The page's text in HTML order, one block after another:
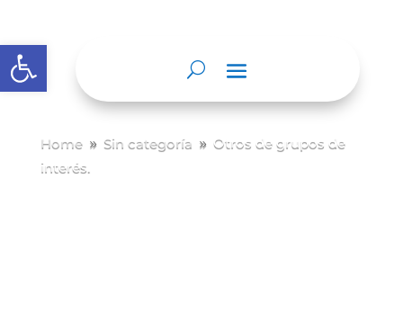
Abrir barra de herramientas
Home 9 Sin categoría 9 Otros de grupos de
interés.